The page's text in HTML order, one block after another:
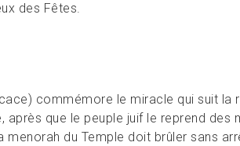
des Fêtes.
commémore le miracle qui suit la
après que le peuple juif le reprend des
menorah du Temple doit brûler sans